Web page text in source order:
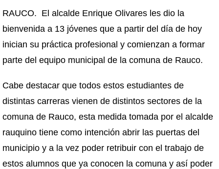
RAUCO. El alcalde Enrique Olivares les dio la
bienvenida a 13 jóvenes que a partir del día de hoy
inician su práctica profesional y comienzan a formar
parte del equipo municipal de la comuna de Rauco.
Cabe destacar que todos estos estudiantes de
distintas carreras vienen de distintos sectores de la
comuna de Rauco, esta medida tomada por el alcalde
rauquino tiene como intención abrir las puertas del
municipio y a la vez poder retribuir con el trabajo de
estos alumnos que ya conocen la comuna y así poder